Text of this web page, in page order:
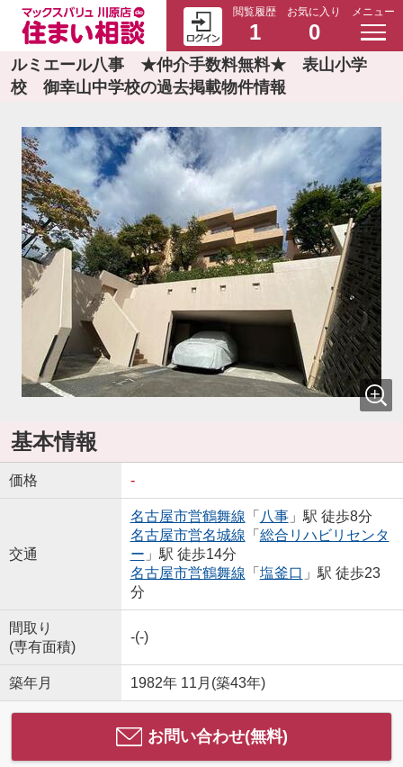
閲覧履歴
1
お気に入り
0
メニュー
ルミエール八事 ★仲介手数料無料★ 表山小学
校 御幸山中学校の過去掲載物件情報
基本情報
価格 -
交通
名古屋市営鶴舞線 「 八事」駅 徒歩8分
名古屋市営名城線 「 総合リハビリセンタ
ー 」駅 徒歩14分
名古屋市営鶴舞線 「 塩釜口 」駅 徒歩23
分
間取り
(専有面積)
-(-)
築年月 1982年 11月(築43年)
お問い合わせ(無料)